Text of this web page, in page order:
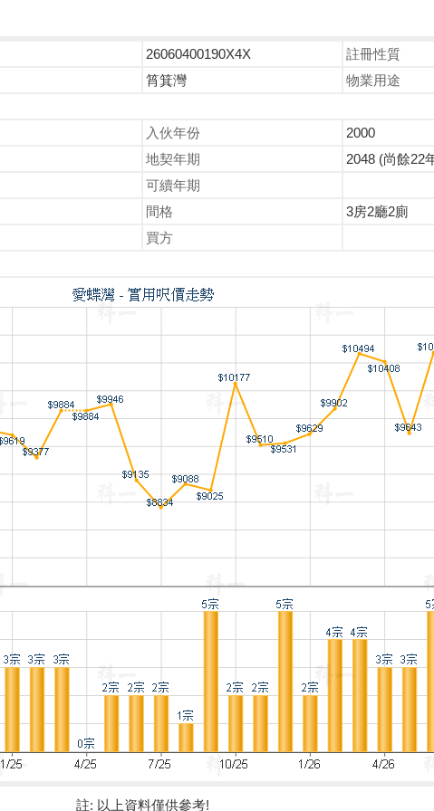
26060400190X4X 註冊性質
筲箕灣 物業用途
入伙年份
2000
地契年期
2048 (尚餘22
可續年期
間格
3房2廳2廁
買方
註: 以上資料僅供參考!